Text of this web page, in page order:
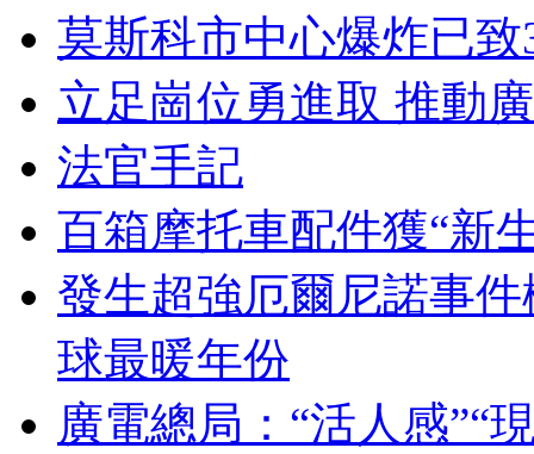
莫斯科市中心爆炸已
立足崗位勇進取 推動
法官手記
百箱摩托車配件獲“新
發生超強厄爾尼諾事
球最暖年份
廣電總局：“活人感”“